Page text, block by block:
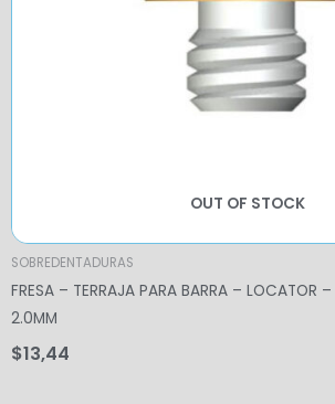
OUT OF STOCK
SOBREDENTADURAS
FRESA – TERRAJA PARA BARRA – LOCATOR
2.0MM
$13,44